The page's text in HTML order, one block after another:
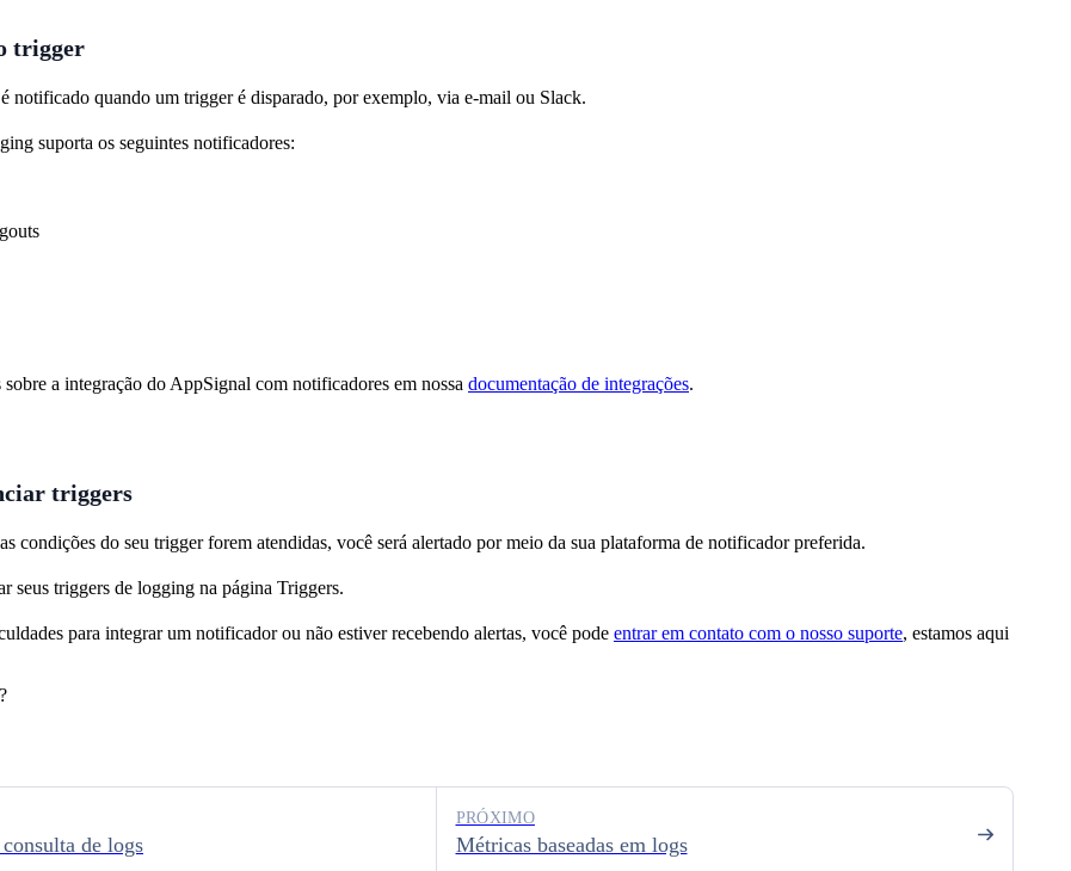
trigger
notificado quando um trigger é disparado, por exemplo, via e-mail ou Slack.
suporta os seguintes notificadores:
a integração do AppSignal com notificadores em nossa documentação de integrações.
triggers
condições do seu trigger forem atendidas, você será alertado por meio da sua plataforma de notificador preferida.
seus triggers de logging na página Triggers.
para integrar um notificador ou não estiver recebendo alertas, você pode entrar em contato com o nosso suporte, estamos aqui
de logs Métricas baseadas em logs
PRÓXIMO